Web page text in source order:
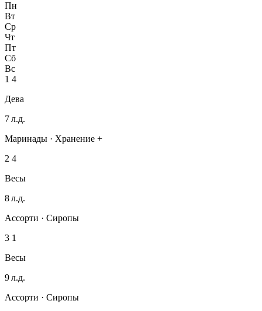
Пн
Вт
Ср
Чт
Пт
Сб
Вс
1 4
Дева
7 л.д.
Маринады · Хранение +
2 4
Весы
8 л.д.
Ассорти · Сиропы
3 1
Весы
9 л.д.
Ассорти · Сиропы